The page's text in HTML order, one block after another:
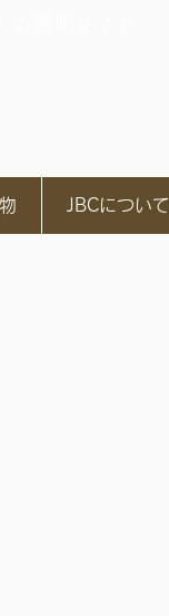
JBCについて